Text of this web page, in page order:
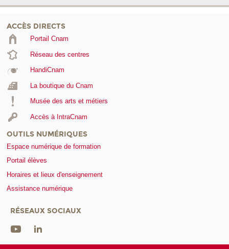
ACCÈS DIRECTS
Portail Cnam
Réseau des centres
HandiCnam
La boutique du Cnam
Musée des arts et métiers
Accès à IntraCnam
OUTILS NUMÉRIQUES
Espace numérique de formation
Portail élèves
Horaires et lieux d'enseignement
Assistance numérique
RÉSEAUX SOCIAUX